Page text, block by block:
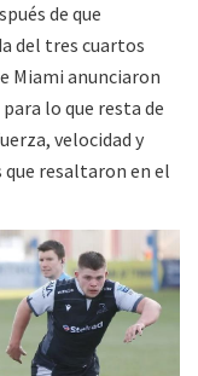
de que
del tres cuartos
Miami anunciaron
lo que resta de
velocidad y
resaltaron en el